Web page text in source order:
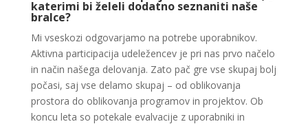
katerimi bi želeli dodatno seznaniti naše
bralce?
Mi vseskozi odgovarjamo na potrebe uporabnikov.
Aktivna participacija udeležencev je pri nas prvo načelo
in način našega delovanja. Zato pač gre vse skupaj bolj
počasi, saj vse delamo skupaj – od oblikovanja
prostora do oblikovanja programov in projektov. Ob
koncu leta so potekale evalvacije z uporabniki in